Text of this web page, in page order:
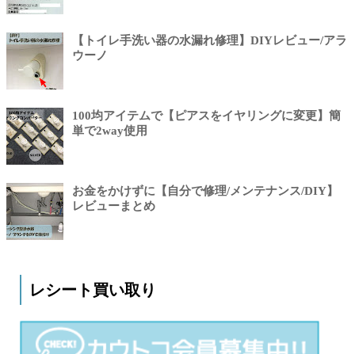
【トイレ手洗い器の水漏れ修理】DIYレビュー/アラ
ウーノ
100均アイテムで【ピアスをイヤリングに変更】簡
単で2way使用
お金をかけずに【自分で修理/メンテナンス/DIY】
レビューまとめ
レシート買い取り